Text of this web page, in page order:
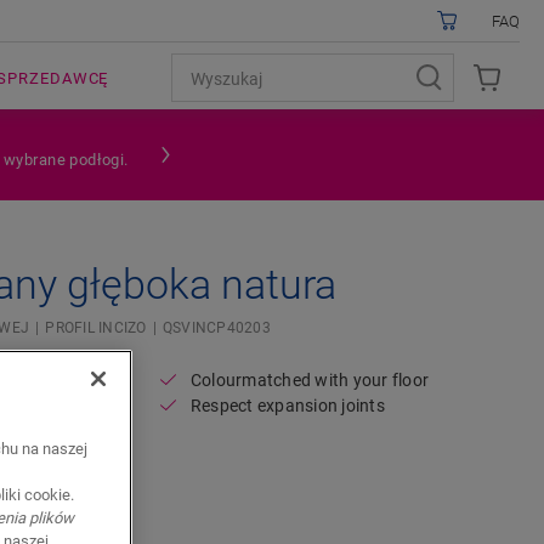
FAQ
podłogi.
głęboka natura
PROFIL INCIZO QSVINCP40203
Colourmatched with your floor
Respect expansion joints
na naszej
cookie.
plików